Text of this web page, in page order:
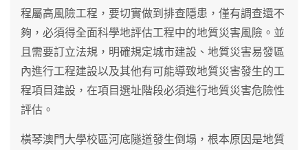
程屬高風險工程，要切實做到排查隱患，僅有調查還不
夠，必須得全面科學地評估工程中的地質災害風險。並
且需要訂立法規，明確規定城市建設、地質災害易發區
內進行工程建設以及其他有可能導致地質災害發生的工
程項目建設，在項目選址階段必須進行地質災害危險性
評估。
橫琴澳門大學校區河底隧道發生倒塌，根本原因是地質